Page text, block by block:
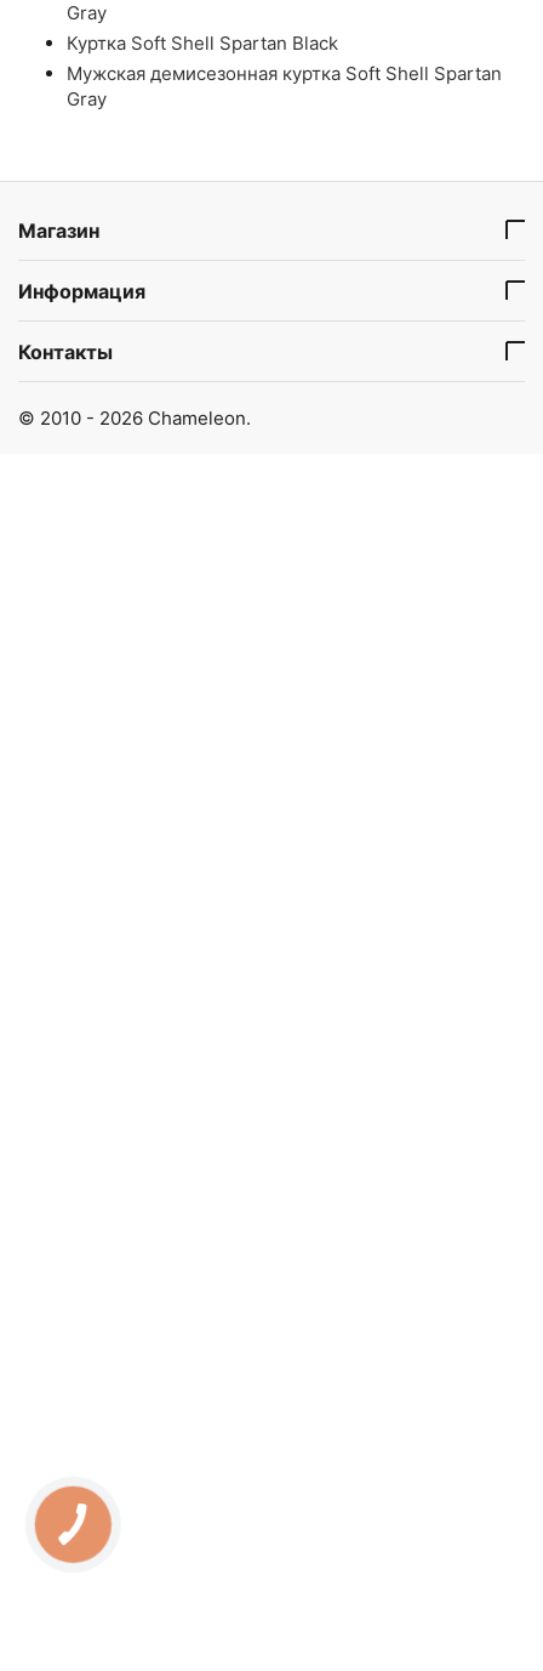
Gray
Куртка Soft Shell Spartan Black
Мужская демисезонная куртка Soft Shell Spartan
Gray
Магазин
Информация
Контакты
© 2010 - 2026 Chameleon.